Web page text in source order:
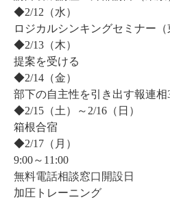
◆2/12（水）
ロジカルシンキングセミナー（
◆2/13（木）
提案を受ける
◆2/14（金）
部下の自主性を引き出す報連相
◆2/15（土）～2/16（日）
箱根合宿
◆2/17（月）
9:00～11:00
無料電話相談窓口開設日
加圧トレーニング